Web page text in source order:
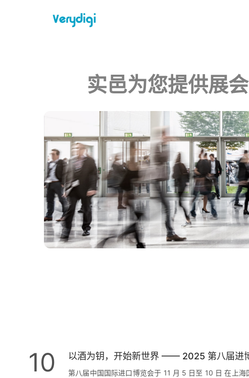
实邑为您提供展
10
第八届中国国际进口博览会于 11 月 5 日至 10 日 在上海